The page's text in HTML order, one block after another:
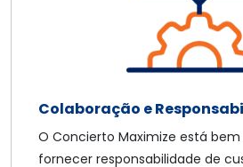
Colaboração e
O Concierto Maximize está
fornecer responsabilidade de